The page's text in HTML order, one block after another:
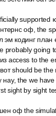
supported
оф, the
эм кодинг
probably going
access to the
should be
нау, the we
sight by sight
оф the